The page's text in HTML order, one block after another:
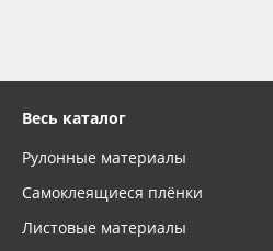
Весь каталог
Рулонные материалы
Самоклеящиеся плёнки
Листовые материалы